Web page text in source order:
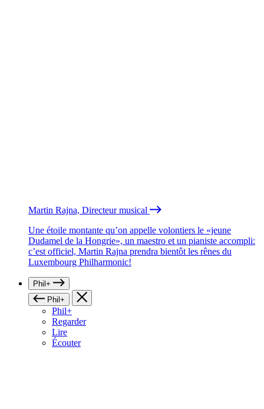
Martin Rajna, Directeur musical
Une étoile montante qu’on appelle volontiers le «jeune
Dudamel de la Hongrie», un maestro et un pianiste accompli:
c’est officiel, Martin Rajna prendra bientôt les rênes du
Luxembourg Philharmonic!
Phil+
Phil+
Phil+
Regarder
Lire
Écouter